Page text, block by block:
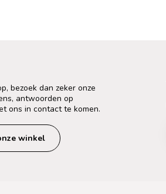
bezoek dan zeker onze
antwoorden op
ons in contact te komen.
winkel